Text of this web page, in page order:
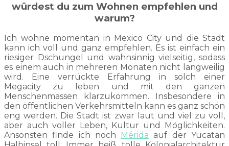
würdest du zum Wohnen empfehlen und
warum?
Ich wohne momentan in Mexico City und die Stadt
kann ich voll und ganz empfehlen. Es ist einfach ein
riesiger Dschungel und wahnsinnig vielseitig, sodass
es einem auch in mehreren Monaten nicht langweilig
wird. Eine verrückte Erfahrung in solch einer
Megacity zu leben und mit den ganzen
Menschenmassen klarzukommen. Insbesondere in
den öffentlichen Verkehrsmitteln kann es ganz schön
eng werden. Die Stadt ist zwar laut und viel zu voll,
aber auch voller Leben, Kultur und Möglichkeiten.
Ansonsten finde ich noch
Mérida auf der Yucatan